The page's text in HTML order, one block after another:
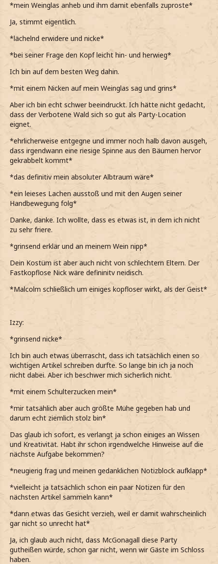
*mein Weinglas anheb und ihm damit ebenfalls zuproste*
Ja, stimmt eigentlich.
*lächelnd erwidere und nicke*
*bei seiner Frage den Kopf leicht hin- und herwieg*
Ich bin auf dem besten Weg dahin.
*mit einem Nicken auf mein Weinglas sag und grins*
Aber ich bin echt schwer beeindruckt. Ich hätte nicht gedacht,
dass der Verbotene Wald sich so gut als Party-Location
eignet.
*ehrlicherweise entgegne und immer noch halb davon ausgeh,
dass irgendwann eine riesige Spinne aus den Bäumen hervor
gekrabbelt kommt*
*das definitiv mein absoluter Albtraum wäre*
*ein leieses Lachen ausstoß und mit den Augen seiner
Handbewegung folg*
Danke, danke. Ich wollte, dass es etwas ist, in dem ich nicht
zu sehr friere.
*grinsend erklär und an meinem Wein nipp*
Dein Kostüm ist aber auch nicht von schlechtern Eltern. Der
Fastkopflose Nick wäre defininitv neidisch.
*Malcolm schließlich um einiges kopfloser wirkt, als der Geist*
Izzy:
*grinsend nicke*
Ich bin auch etwas überrascht, dass ich tatsächlich einen so
wichtigen Artikel schreiben durfte. So lange bin ich ja noch
nicht dabei. Aber ich beschwer mich sicherlich nicht.
*mit einem Schulterzucken mein*
*mir tatsählich aber auch größte Mühe gegeben hab und
darum echt ziemlich stolz bin*
Das glaub ich sofort, es verlangt ja schon einiges an Wissen
und Kreativität. Habt ihr schon irgendwelche Hinweise auf die
nächste Aufgabe bekommen?
*neugierig frag und meinen gedanklichen Notizblock aufklapp*
*vielleicht ja tatsächlich schon ein paar Notizen für den
nächsten Artikel sammeln kann*
*dann etwas das Gesicht verzieh, weil er damit wahrscheinlich
gar nicht so unrecht hat*
Ja, ich glaub auch nicht, dass McGonagall diese Party
gutheißen würde, schon gar nicht, wenn wir Gäste im Schloss
haben.